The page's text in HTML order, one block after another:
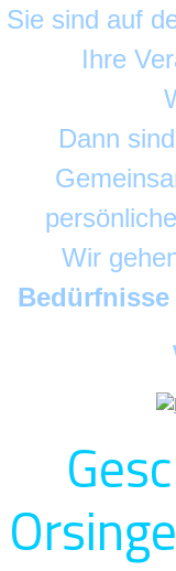
Sie sind auf
Ihre
Dann
Wir